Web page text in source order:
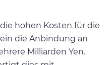
hohen Kosten für die
die Anbindung an
Milliarden Yen.